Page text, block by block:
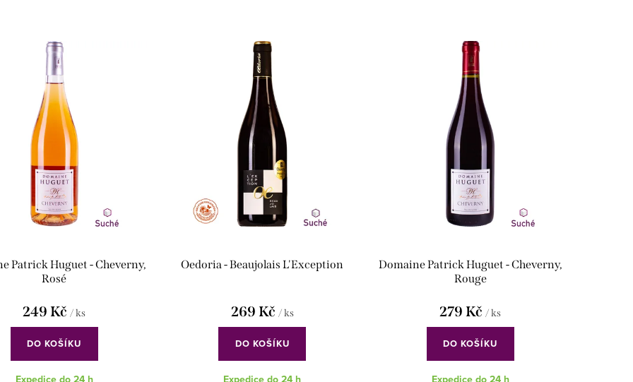
Patrick Huguet - Cheverny,
Rosé
249 Kč / ks
DO KOŠÍKU
Expedice do 24 h
Oedoria - Beaujolais L'Exception
269 Kč / ks
DO KOŠÍKU
Expedice do 24 h
Domaine Patrick Huguet - Cheverny,
Rouge
279 Kč / ks
DO KOŠÍKU
Expedice do 24 h